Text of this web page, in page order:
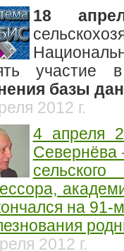
18
участие
базы
2012 г.
4 апреля
Севернёва
на 91-
2012 г.